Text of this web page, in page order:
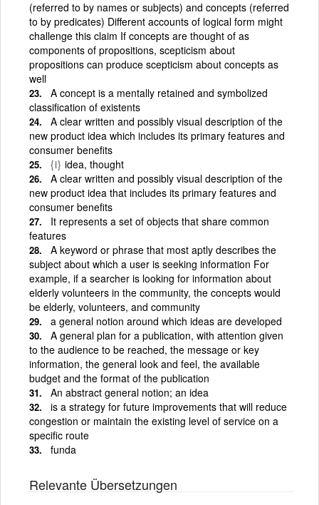
(referred to by names or subjects) and concepts (referred
to by predicates) Different accounts of logical form might
challenge this claim If concepts are thought of as
components of propositions, scepticism about
propositions can produce scepticism about concepts as
well
A concept is a mentally retained and symbolized
classification of existents
A clear written and possibly visual description of the
new product idea which includes its primary features and
consumer benefits
{i} idea, thought
A clear written and possibly visual description of the
new product idea that includes its primary features and
consumer benefits
It represents a set of objects that share common
features
A keyword or phrase that most aptly describes the
subject about which a user is seeking information For
example, if a searcher is looking for information about
elderly volunteers in the community, the concepts would
be elderly, volunteers, and community
a general notion around which ideas are developed
A general plan for a publication, with attention given
to the audience to be reached, the message or key
information, the general look and feel, the available
budget and the format of the publication
An abstract general notion; an idea
is a strategy for future improvements that will reduce
congestion or maintain the existing level of service on a
specific route
funda
Relevante Übersetzungen